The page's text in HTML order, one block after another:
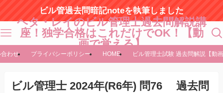
ビル管過去問暗記noteを執筆しました
ヘタ・レイのビル管理士過去問解説講
座！独学合格はこれだけでOK！【動
画で覚える】
わせ プライバシーポリシー HOME ビル管理士試験 過去問解説【動
ビル管理士 2024年(R6年) 問76 過去問